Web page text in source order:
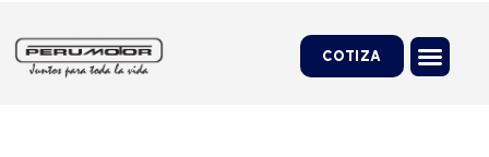
COTIZA